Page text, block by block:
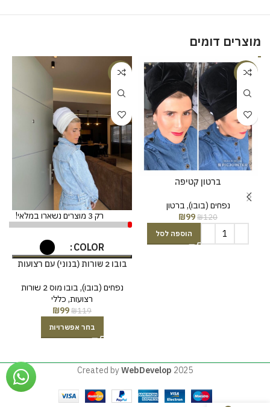
מוצרים דומים
-18%
ברטון קטיפה
נפחים (בובו), ברטון
₪120
₪99
הוספה לסל
-17%
רק 3 מוצרים נשארו במלאי!
COLOR
בובו 2 שורות (בנוני) עם רצועות
נפחים (בובו),
בובו מוס 2 שורות
רצועות, כללי
₪119
₪99
בחר אפשרויות
Created byWebDevelop 2025